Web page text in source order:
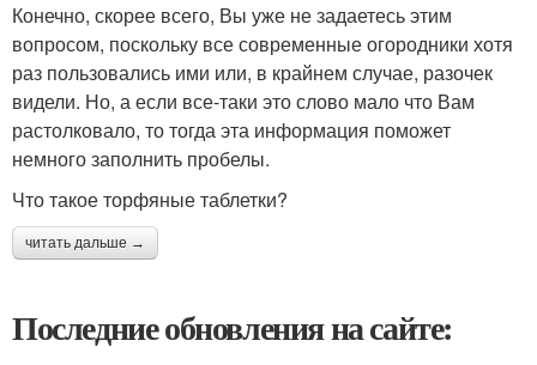
Конечно, скорее всего, Вы уже не задаетесь этим
вопросом, поскольку все современные огородники хотя
раз пользовались ими или, в крайнем случае, разочек
видели. Но, а если все-таки это слово мало что Вам
растолковало, то тогда эта информация поможет
немного заполнить пробелы.
Что такое торфяные таблетки?
читать дальше →
Последние обновления на сайте: